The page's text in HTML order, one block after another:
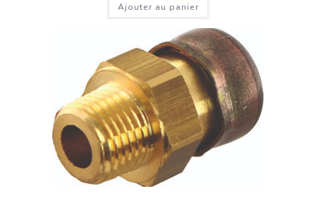
Ajouter au panier